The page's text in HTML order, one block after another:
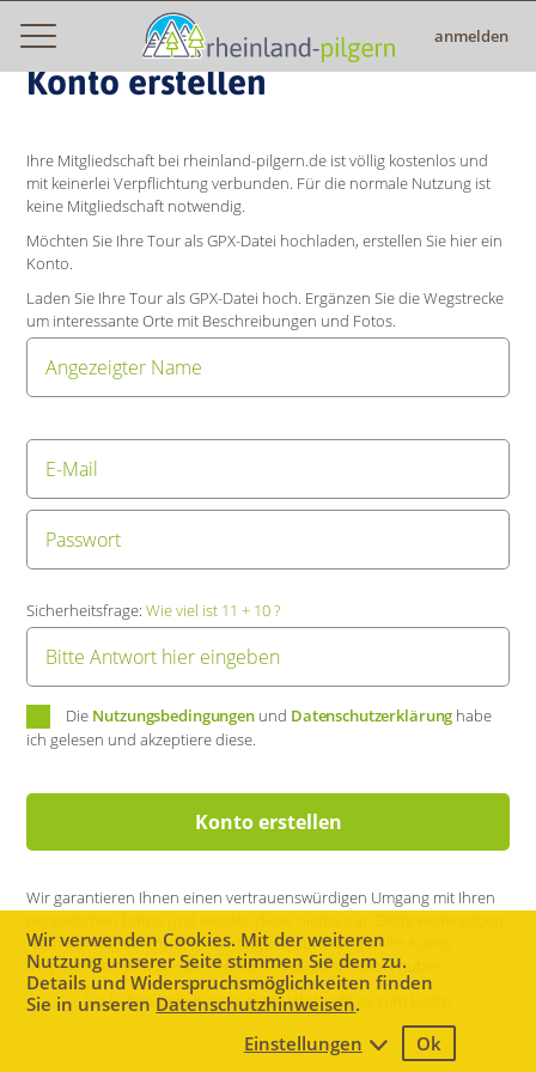
anmelden
Konto erstellen
Ihre Mitgliedschaft bei rheinland-pilgern.de ist völlig kostenlos und
mit keinerlei Verpflichtung verbunden. Für die normale Nutzung ist
keine Mitgliedschaft notwendig.
Möchten Sie Ihre Tour als GPX-Datei hochladen, erstellen Sie hier ein
Konto.
Laden Sie Ihre Tour als GPX-Datei hoch. Ergänzen Sie die Wegstrecke
um interessante Orte mit Beschreibungen und Fotos.
Sicherheitsfrage:Wie viel ist 11 + 10 ?
Die Nutzungsbedingungenund Datenschutzerklärung habe
ich gelesen und akzeptiere diese.
Konto erstellen
Wir garantieren Ihnen einen vertrauenswürdigen Umgang mit Ihren
Nach der Registrierung und erfolgter Aktivierung ist Ihr Konto
freigeschaltet und Sie können das Portal dann sofort nutzen.
Sie haben bereits ein Konto?Hier geht es zum Login
Wir verwenden Cookies. Mit der weiteren
Nutzung unserer Seite stimmen Sie dem zu.
Details und Widerspruchsmöglichkeiten finden
Sie in unseren Datenschutzhinweisen.
Einstellungen
Ok